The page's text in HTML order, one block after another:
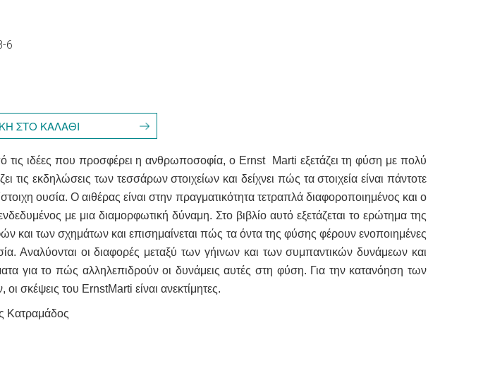
6
τις ιδέες που προσφέρει η ανθρωποσοφία, ο Ernst Marti εξετάζει τη φύση με πολύ
τις εκδηλώσεις των τεσσάρων στοιχείων και δείχνει πώς τα στοιχεία είναι πάντοτε
ουσία. Ο αιθέρας είναι στην πραγματικότητα τετραπλά διαφοροποιημένος και ο
με μια διαμορφωτική δύναμη. Στο βιβλίο αυτό εξε­τάζεται το ερώτημα της
και των σχημάτων και επισημαίνεται πώς τα όντα της φύσης φέρουν ενοποιημένες
Αναλύονται οι διαφορές μεταξύ των γήινων και των συμπαντικών δυνάμεων και
για το πώς αλληλεπιδρούν οι δυνάμεις αυτές στη φύση. Για την κατανόηση των
σκέψεις του ErnstMarti είναι ανεκτίμητες.
Κατραμάδος